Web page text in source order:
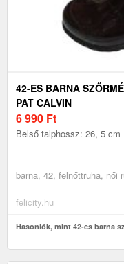
42-ES BARNA
PAT CALVIN
6 990 Ft
Belső talphossz: 26, 5 cm
barna, 42, felnőttruha, női
felicity.hu
Hasonlók, mint 42-es barna